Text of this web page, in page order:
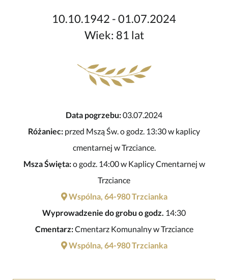
10.10.1942 - 01.07.2024
Wiek: 81 lat
Data pogrzebu:03.07.2024
Różaniec: przed Mszą Św. o godz. 13:30 w kaplicy
cmentarnej w Trzciance.
Msza Święta:o godz. 14:00 w Kaplicy Cmentarnej w
Trzciance
Wspólna, 64-980 Trzcianka
Wyprowadzenie do grobu o godz. 14:30
Cmentarz:Cmentarz Komunalny w Trzciance
Wspólna, 64-980 Trzcianka